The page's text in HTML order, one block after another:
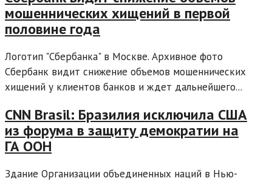
мошеннических хищений в первой
половине года
Логотип "Сбербанка" в Москве. Архивное фото
Сбербанк видит снижение объемов мошеннических
хищений у клиентов банков и ждет дальнейшего...
CNN Brasil: Бразилия исключила США
из форума в защиту демократии на
ГА ООН
Здание Организации объединенных наций в Нью-